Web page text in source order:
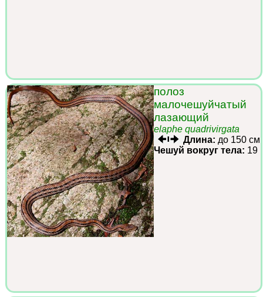
полоз
малочешуйчатый
лазающий
elaphe quadrivirgata
Длина: до 150 см
Чешуй вокруг тела: 19